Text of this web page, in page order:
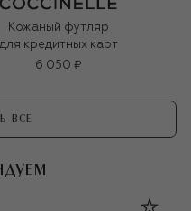
Кожаный футляр
для кредитных карт
6 050 ₽
ВСЕ